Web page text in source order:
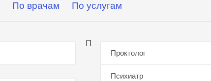
По врачам По услугам
П
Проктолог
Психиатр